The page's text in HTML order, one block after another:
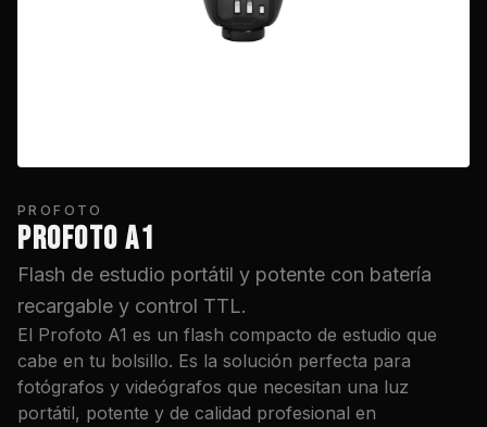
PROFOTO
PROFOTO A1
Flash de estudio portátil y potente con batería
recargable y control TTL.
El Profoto A1 es un flash compacto de estudio que
cabe en tu bolsillo. Es la solución perfecta para
fotógrafos y videógrafos que necesitan una luz
portátil, potente y de calidad profesional en